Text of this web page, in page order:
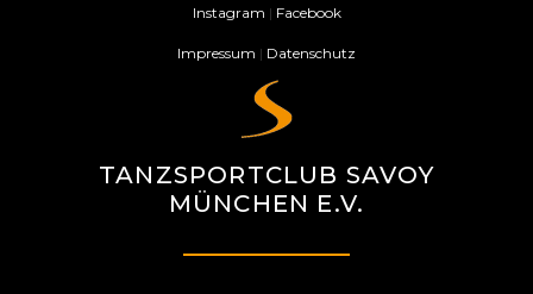
Instagram | Facebook
Impressum | Datenschutz
TANZSPORTCLUB SAVOY
MÜNCHEN E.V.